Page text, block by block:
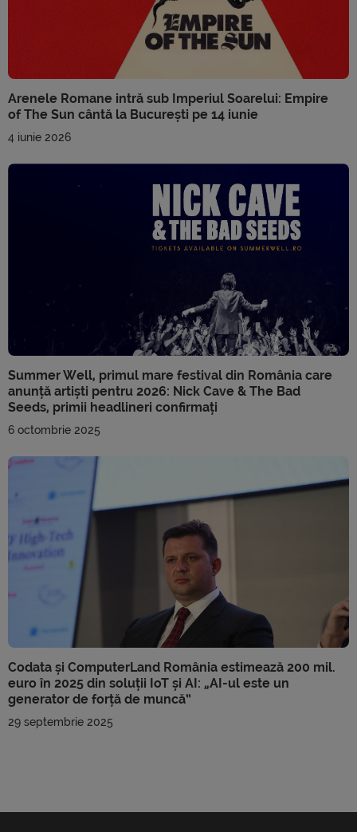
Arenele Romane intră sub Imperiul Soarelui: Empire
of The Sun cântă la București pe 14 iunie
4 iunie 2026
Summer Well, primul mare festival din România care
anunță artiști pentru 2026: Nick Cave & The Bad
Seeds, primii headlineri confirmați
6 octombrie 2025
Codata și ComputerLand România estimează 200 mil.
euro în 2025 din soluții IoT și AI: „AI-ul este un
generator de forță de muncă”
29 septembrie 2025